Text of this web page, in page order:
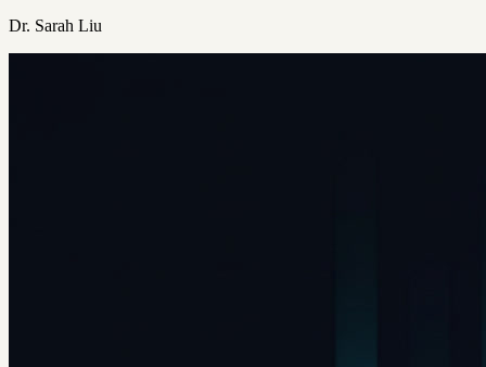
Dr. Sarah Liu